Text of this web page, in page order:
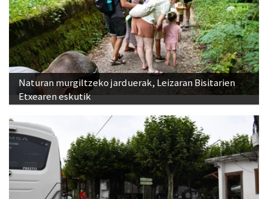
Naturan murgiltzeko jarduerak, Leizaran Bisitarien
Etxearen eskutik